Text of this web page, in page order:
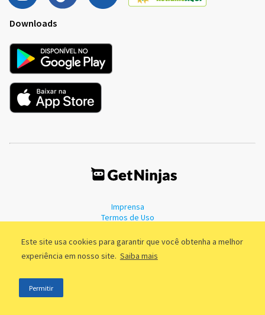
Este site usa cookies para garantir que você obtenha a melhor
experiência em nosso site. Saiba mais
Permitir
Downloads
Imprensa
Termos de Uso
©2011 - 2026, GetNinjas LTDA. CNPJ 55.744.877/0001-89 - Rua Dr.
Fernandes Coelho, 85 - 3º andar - São Paulo/SP - Brasil